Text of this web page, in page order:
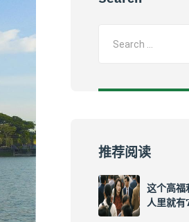
推荐阅读
这个高福
人里就有